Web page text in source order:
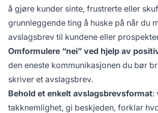
å gjøre kunder sinte, frustrerte eller
grunnleggende ting å huske på når du
avslagsbrev til kundene eller
Omformulere “nei” ved hjelp av
den eneste kommunikasjonen du bør
skriver et avslagsbrev.
Behold et enkelt avslagsbrevsformat:
takknemlighet, gi beskjeden, forklar